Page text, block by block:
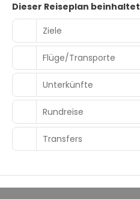
Dieser Reiseplan beinhaltet
Ziele
Flüge/Transporte
Unterkünfte
Rundreise
Transfers